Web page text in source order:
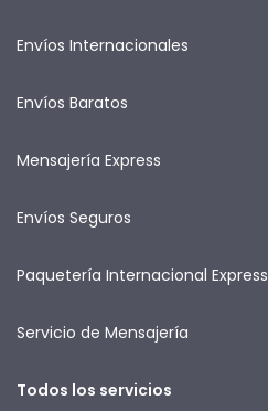
Envíos Internacionales
Envíos Baratos
Mensajería Express
Envíos Seguros
Paquetería Internacional Express
Servicio de Mensajería
Todos los servicios